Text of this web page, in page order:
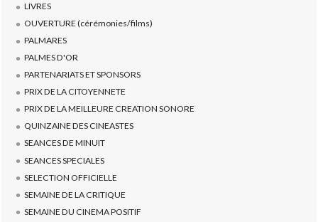
LIVRES
OUVERTURE (cérémonies/films)
PALMARES
PALMES D'OR
PARTENARIATS ET SPONSORS
PRIX DE LA CITOYENNETE
PRIX DE LA MEILLEURE CREATION SONORE
QUINZAINE DES CINEASTES
SEANCES DE MINUIT
SEANCES SPECIALES
SELECTION OFFICIELLE
SEMAINE DE LA CRITIQUE
SEMAINE DU CINEMA POSITIF